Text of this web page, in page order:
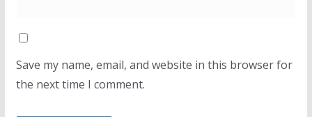
Save my name, email, and website in this browser for
the next time I comment.